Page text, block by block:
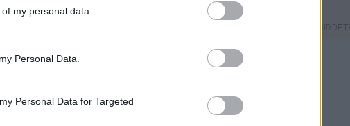
my personal data.
Personal Data.
Personal Data for Targeted
diszkréten csak
magának
egy
támogatja a